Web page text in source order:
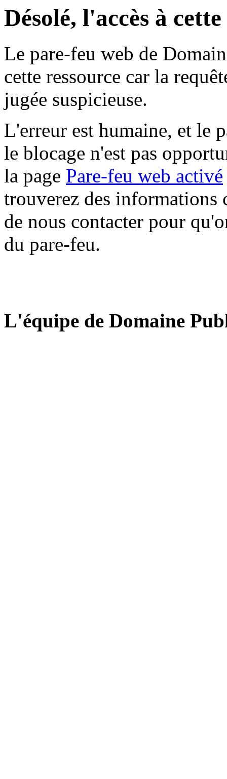
Désolé, l'accès à
Le pare-feu web de
cette ressource car la
jugée suspicieuse.
L'erreur est humaine, et le
le blocage n'est pas
la page Pare-feu web activé
trouverez des informations
de nous contacter pour
du pare-feu.
L'équipe de Domaine